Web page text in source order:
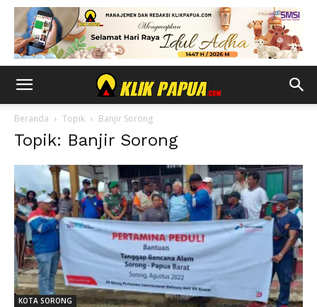
Beranda Topik Banjir Sorong
Topik: Banjir Sorong
KOTA SORONG